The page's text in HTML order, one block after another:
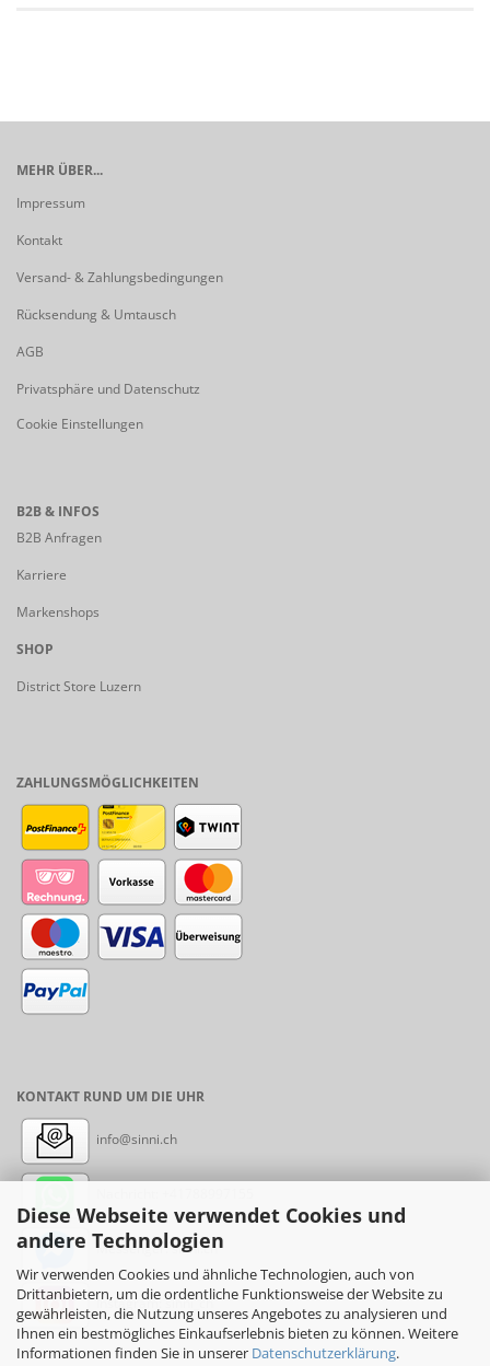
Diese Webseite verwendet Cookies und
andere Technologien
Wir verwenden Cookies und ähnliche Technologien, auch von
Drittanbietern, um die ordentliche Funktionsweise der Website zu
gewährleisten, die Nutzung unseres Angebotes zu analysieren und
Ihnen ein bestmögliches Einkaufserlebnis bieten zu können. Weitere
Informationen finden Sie in unserer Datenschutzerklärung.
MEHR ÜBER...
Impressum
Kontakt
Versand- & Zahlungsbedingungen
Rücksendung & Umtausch
AGB
Privatsphäre und Datenschutz
Cookie Einstellungen
B2B & INFOS
B2B Anfragen
Karriere
Markenshops
SHOP
District Store Luzern
ZAHLUNGSMÖGLICHKEITEN
KONTAKT RUND UM DIE UHR
info@sinni.ch
Messenger: sinni.ch
Instagram: sinni_ch